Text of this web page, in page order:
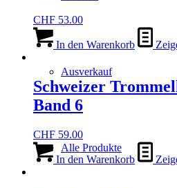
Ausverkauf
Alle Produkte
CHF 53.00
In den Warenkorb
Schweizer
Band 6
CHF 59.00
In den Warenkorb